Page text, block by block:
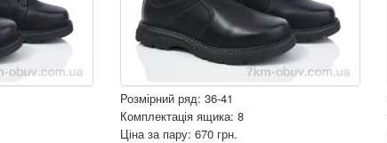
Розмірний ряд: 36-41
Комплектація ящика: 8
Ціна за пару: 670 грн.